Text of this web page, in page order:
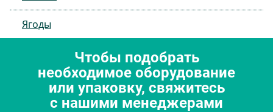
Ягоды
Чтобы подобрать
необходимое оборудование
или упаковку, свяжитесь
с нашими менеджерами